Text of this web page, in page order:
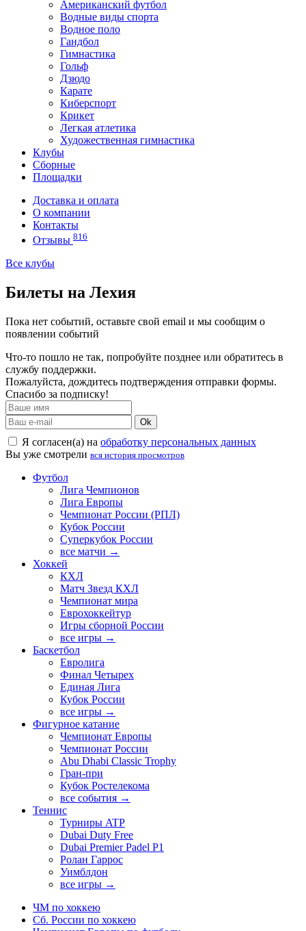
Американский футбол
Водные виды спорта
Водное поло
Гандбол
Гимнастика
Гольф
Дзюдо
Карате
Киберспорт
Крикет
Легкая атлетика
Художественная гимнастика
Клубы
Сборные
Площадки
Доставка и оплата
О компании
Контакты
Отзывы 816
Все клубы
Билеты на Лехия
Пока нет событий, оставьте свой email и мы сообщим о
появлении событий
Что-то пошло не так, попробуйте позднее или обратитесь в
службу поддержки.
Пожалуйста, дождитесь подтверждения отправки формы.
Спасибо за подписку!
Ok
Я согласен(а) на обработку персональных данных
Вы уже смотрели вся история просмотров
Футбол
Лига Чемпионов
Лига Европы
Чемпионат России (РПЛ)
Кубок России
Суперкубок России
все матчи →
Хоккей
КХЛ
Матч Звезд КХЛ
Чемпионат мира
Еврохоккейтур
Игры сборной России
все игры →
Баскетбол
Евролига
Финал Четырех
Единая Лига
Кубок России
все игры →
Фигурное катание
Чемпионат Европы
Чемпионат России
Abu Dhabi Classic Trophy
Гран-при
Кубок Ростелекома
все события →
Теннис
Турниры ATP
Dubai Duty Free
Dubai Premier Padel P1
Ролан Гаррос
Уимблдон
все игры →
ЧМ по хоккею
Сб. России по хоккею